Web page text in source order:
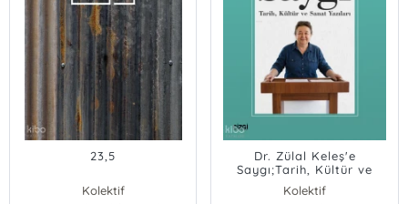
23,5
Kolektif
Dr. Zülal Keleş'e
Saygı;Tarih, Kültür ve
Sanat Yazıları
Kolektif